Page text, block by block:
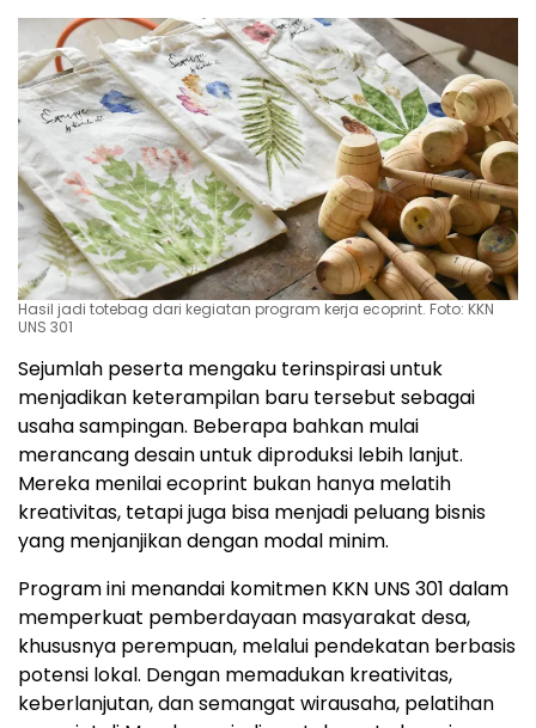
Hasil jadi totebag dari kegiatan program kerja ecoprint. Foto: KKN
UNS 301
Sejumlah peserta mengaku terinspirasi untuk
menjadikan keterampilan baru tersebut sebagai
usaha sampingan. Beberapa bahkan mulai
merancang desain untuk diproduksi lebih lanjut.
Mereka menilai ecoprint bukan hanya melatih
kreativitas, tetapi juga bisa menjadi peluang bisnis
yang menjanjikan dengan modal minim.
Program ini menandai komitmen KKN UNS 301 dalam
memperkuat pemberdayaan masyarakat desa,
khususnya perempuan, melalui pendekatan berbasis
potensi lokal. Dengan memadukan kreativitas,
keberlanjutan, dan semangat wirausaha, pelatihan